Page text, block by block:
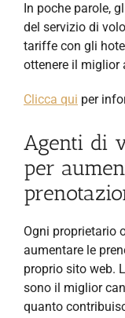
In poche parole,
del servizio di
tariffe con gli
ottenere il miglior
Clicca qui per
Agenti di
per
Ogni proprietario
aumentare le
proprio sito web.
sono il miglior
quanto